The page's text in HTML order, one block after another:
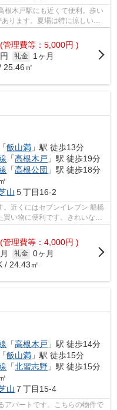
根木戸駅にも近くて便利。歩い
ります。夏場は特に涼しい通
(管理費等：5,000円 )
礼金
1ヶ月
25.46㎡
「飯山満 」駅 徒歩13分
「高根木戸 」駅 徒歩19分
「高根公団 」駅 徒歩18分
山 ５丁目16-2
近くにはセブンイレブン 船橋
い物に便利です。きれいな外
(管理費等：4,000円 )
礼金 0ヶ月
/ 24.43㎡
「高根木戸 」駅 徒歩14分
「飯山満 」駅 徒歩15分
「北習志野 」駅 徒歩15分
山 ７丁目15-4
アパートです。こちらの物件で